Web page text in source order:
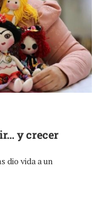
y crecer
dio vida a un